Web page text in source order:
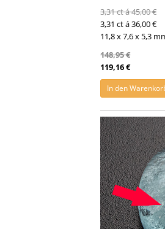
3,31 ct á 45,00 €
3,31 ct á 36,00 €
11,8 x 7,6 x 5,3
148,95 €
119,16 €
In den